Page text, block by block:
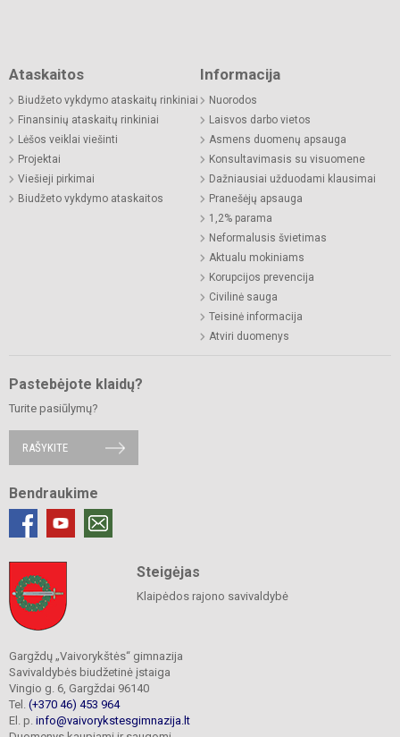
Ataskaitos
Biudžeto vykdymo ataskaitų rinkiniai
Finansinių ataskaitų rinkiniai
Lėšos veiklai viešinti
Projektai
Viešieji pirkimai
Biudžeto vykdymo ataskaitos
Informacija
Nuorodos
Laisvos darbo vietos
Asmens duomenų apsauga
Konsultavimasis su visuomene
Dažniausiai užduodami klausimai
Pranešėjų apsauga
1,2% parama
Neformalusis švietimas
Aktualu mokiniams
Korupcijos prevencija
Civilinė sauga
Teisinė informacija
Atviri duomenys
Pastebėjote klaidų?
Turite pasiūlymų?
RAŠYKITE
Bendraukime
Steigėjas
Klaipėdos rajono savivaldybė
Gargždų „Vaivorykštės“ gimnazija
Savivaldybės biudžetinė įstaiga
Vingio g. 6, Gargždai 96140
Tel. (+370 46) 453 964
El. p. info@vaivorykstesgimnazija.lt